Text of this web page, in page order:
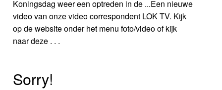
Koningsdag weer een optreden in de ...Een nieuwe
video van onze video correspondent LOK TV. Kijk
op de website onder het menu foto/video of kijk
naar deze . . .
Sorry!